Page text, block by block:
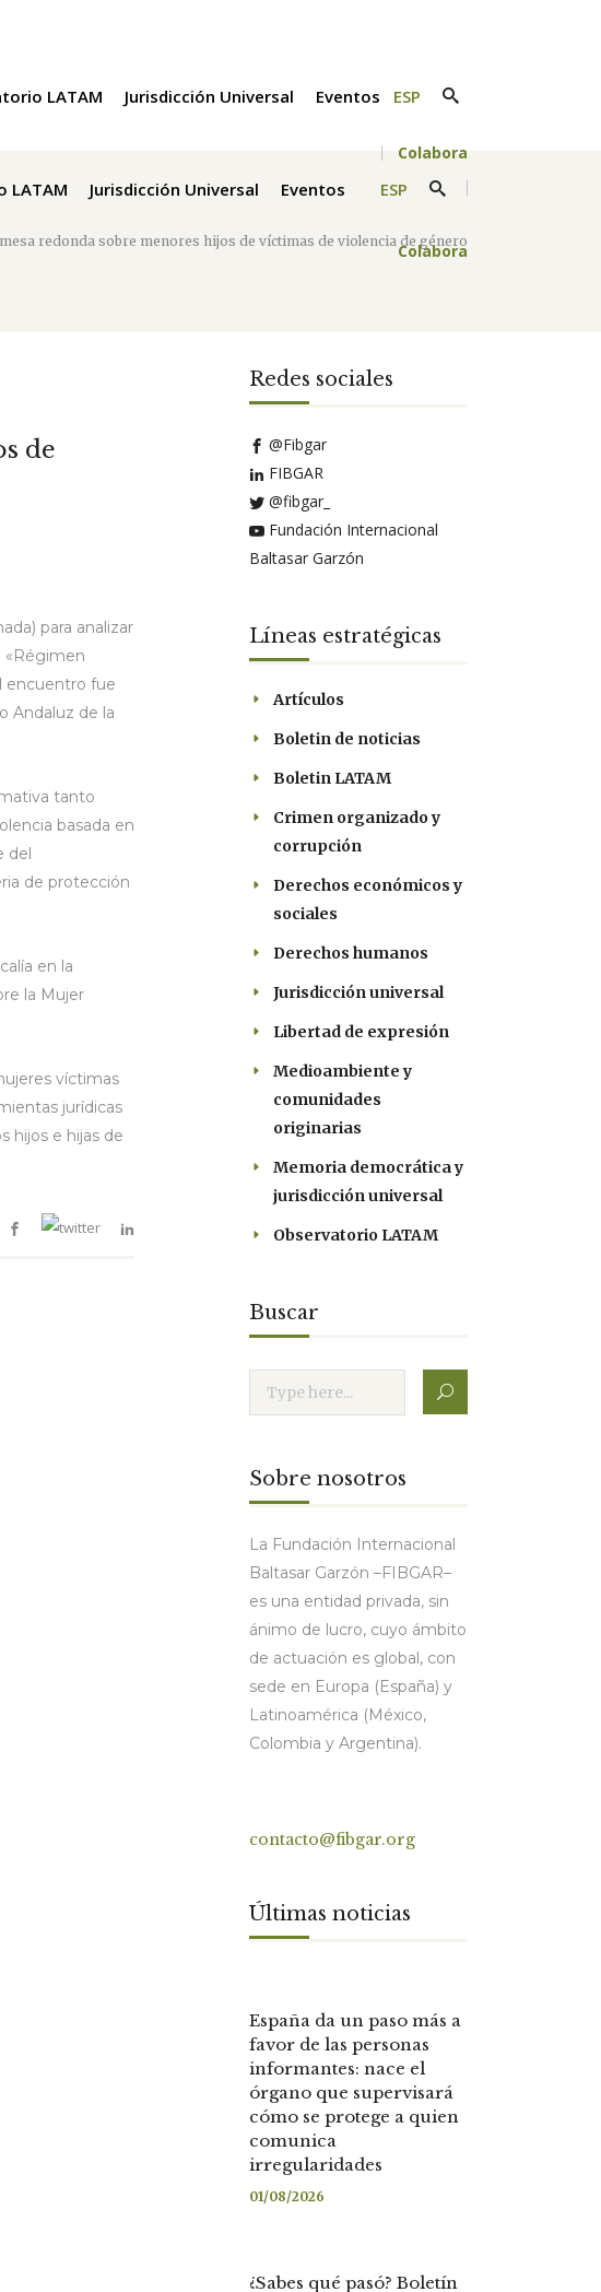
LATAM Jurisdicción Universal Eventos ESP
Colabora
LATAM Jurisdicción Universal Eventos ESP
Colabora
redonda sobre menores hijos de víctimas de violencia de género
de
para analizar
«Régimen
encuentro fue
Andaluz de la
tanto
basada en
del
de protección
en la
la Mujer
víctimas
jurídicas
hijos e hijas de
Redes sociales
@Fibgar
FIBGAR
@fibgar_
Fundación Internacional
Baltasar Garzón
Líneas estratégicas
Artículos
Boletin de noticias
Boletin LATAM
Crimen organizado y
corrupción
Derechos económicos y
sociales
Derechos humanos
Jurisdicción universal
Libertad de expresión
Medioambiente y
comunidades
originarias
Memoria democrática y
jurisdicción universal
Observatorio LATAM
Buscar
Sobre nosotros
La Fundación Internacional
Baltasar Garzón –FIBGAR–
es una entidad privada, sin
ánimo de lucro, cuyo ámbito
de actuación es global, con
sede en Europa (España) y
Latinoamérica (México,
Colombia y Argentina).
contacto@fibgar.org
Últimas noticias
España da un paso más a
favor de las personas
informantes: nace el
órgano que supervisará
cómo se protege a quien
comunica
irregularidades
01/08/2026
¿Sabes qué pasó? Boletín